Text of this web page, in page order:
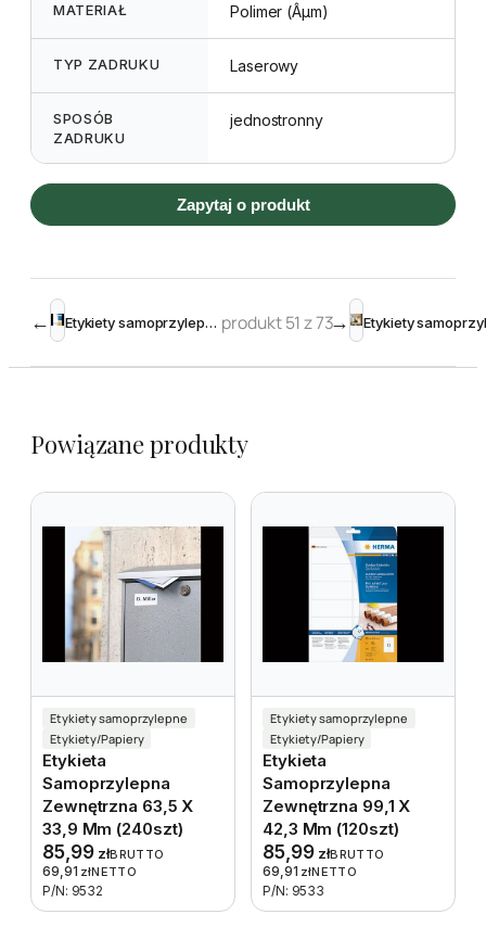
MATERIAŁ Polimer (Âµm)
TYP ZADRUKU Laserowy
SPOSÓB
ZADRUKU
jednostronny
Zapytaj o produkt
← Etykiety samoprzylepne przezroczyste błyszczące 210 x 297 mm (1) produkt 51 z 73→
Powiązane produkty
Etykiety samoprzylepne
Etykiety/Papiery
Etykieta
Samoprzylepna
Zewnętrzna 63,5 X
33,9 Mm (240szt)
85,99 złBRUTTO
69,91 złNETTO
P/N: 9532
Etykiety samoprzylepne
Etykiety/Papiery
Etykieta
Samoprzylepna
Zewnętrzna 99,1 X
42,3 Mm (120szt)
85,99 złBRUTTO
69,91 złNETTO
P/N: 9533